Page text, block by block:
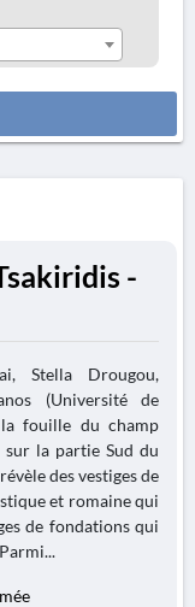
-
Stella Drougou,
(Université de
fouille du champ
sur la partie Sud du
des vestiges de
et romaine qui
de fondations qui